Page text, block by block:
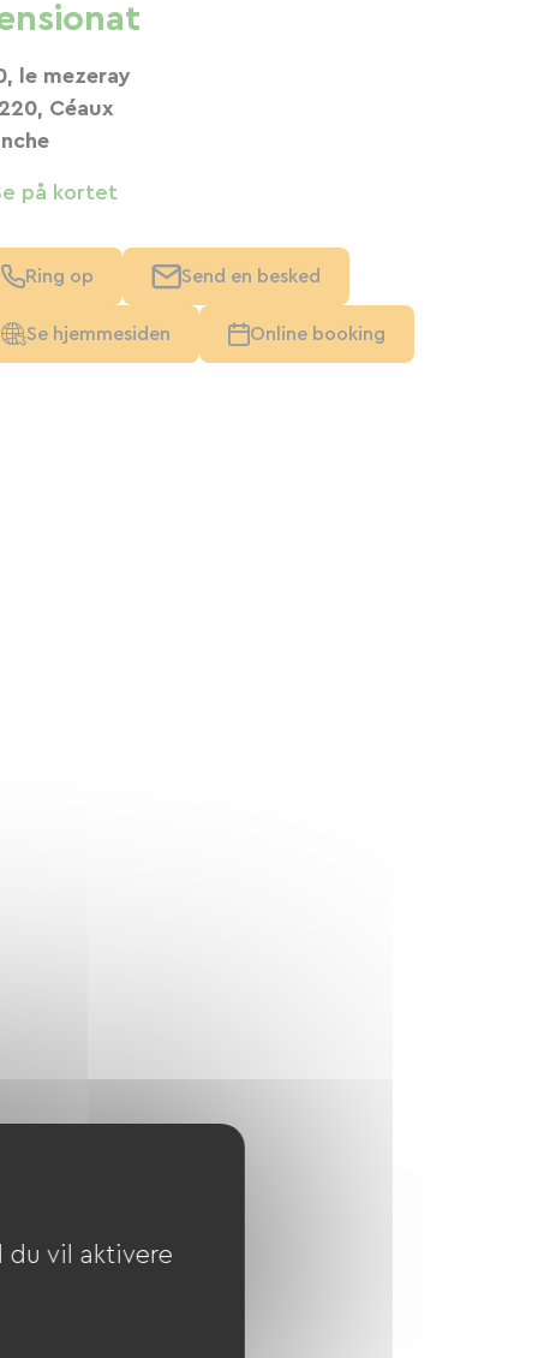
le mezeray
Céaux
på kortet
Ring op Send en besked
Se hjemmesiden Online booking
du vil aktivere